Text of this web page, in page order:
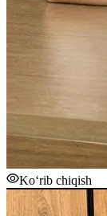
Ko‘rib chiqish